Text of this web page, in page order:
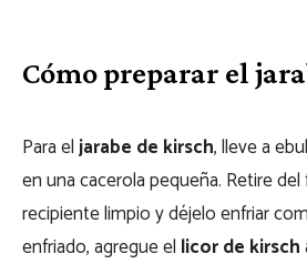
Cómo preparar el
Para eljarabe de kirsch, lleve a
en una cacerola pequeña. Retire
recipiente limpio y déjelo enfriar
enfriado, agregue el licor de kirsch